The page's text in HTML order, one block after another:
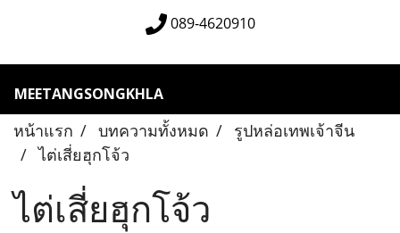
089-4620910
MEETANGSONGKHLA
หน้าแรก บทความทั้งหมด
รูปหล่อเทพเจ้าจีน
ไต่เสี่ยฮุกโจ้ว
ไต่เสี่ยฮุกโจ้ว